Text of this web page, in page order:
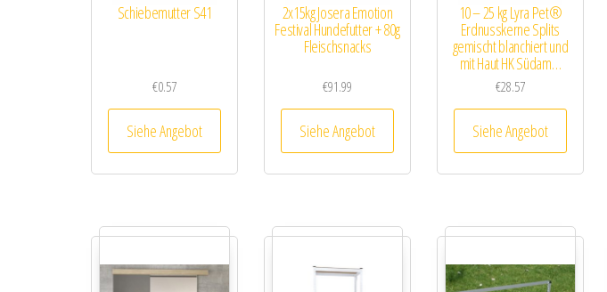
Schiebemutter S41
€0.57
Siehe Angebot
2x15kg Josera Emotion
Festival Hundefutter + 80g
Fleischsnacks
€91.99
Siehe Angebot
10 – 25 kg Lyra Pet®
Erdnusskerne Splits
gemischt blanchiert und
mit Haut HK Südam…
€28.57
Siehe Angebot